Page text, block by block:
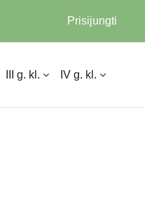
Prisijungti
III g. kl. IV g. kl.